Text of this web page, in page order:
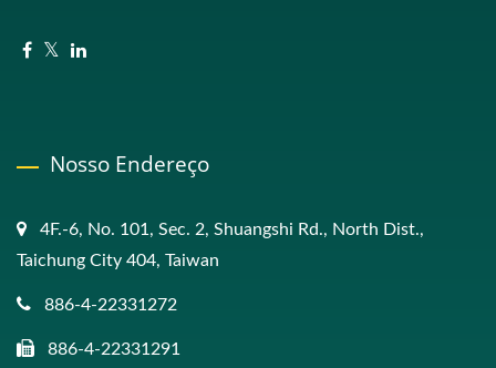
Nosso Endereço
4F.-6, No. 101, Sec. 2, Shuangshi Rd., North Dist.,
Taichung City 404, Taiwan
886-4-22331272
886-4-22331291